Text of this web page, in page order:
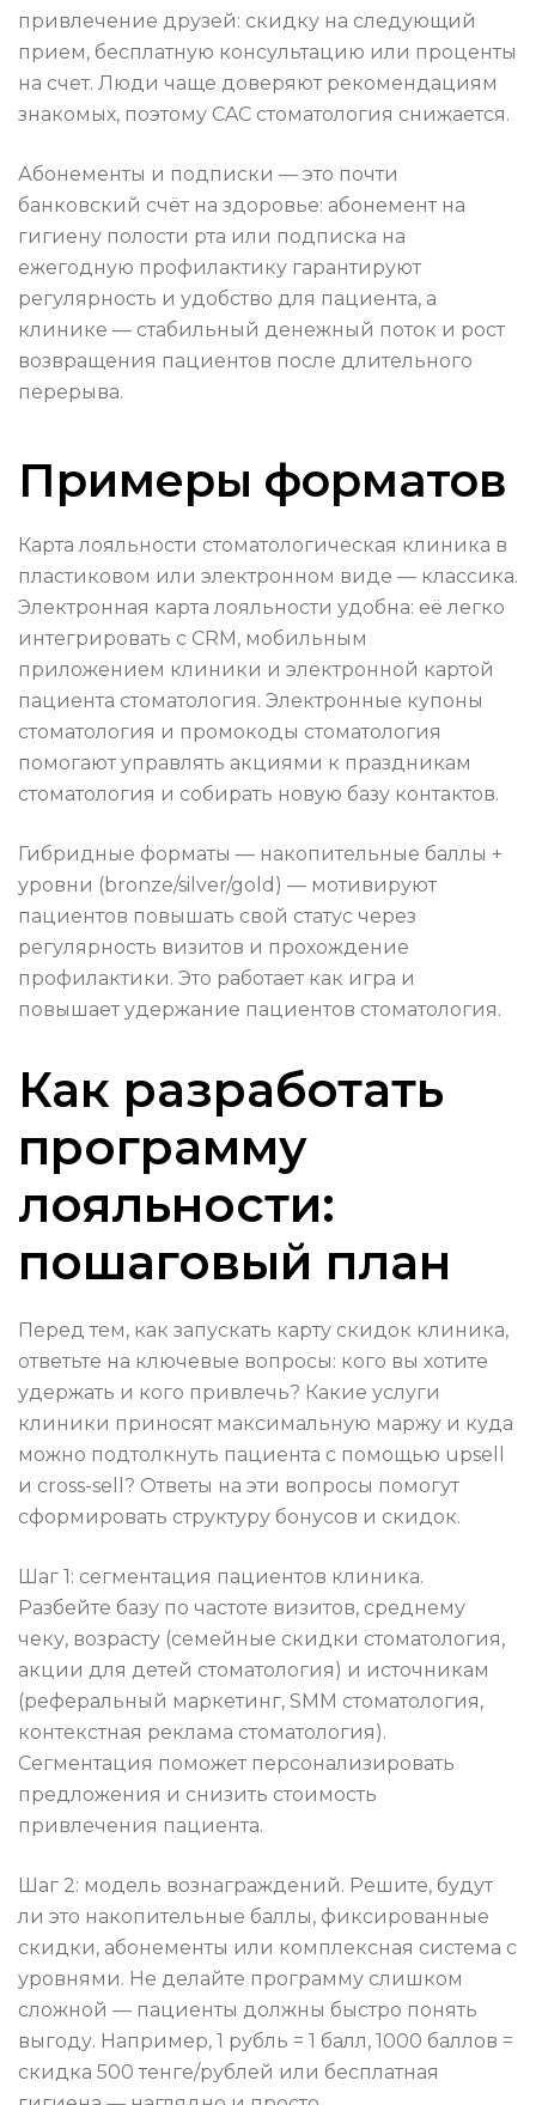
привлечение друзей: скидку на следующий
прием, бесплатную консультацию или проценты
на счет. Люди чаще доверяют рекомендациям
знакомых, поэтому CAC стоматология снижается.
Абонементы и подписки — это почти
банковский счёт на здоровье: абонемент на
гигиену полости рта или подписка на
ежегодную профилактику гарантируют
регулярность и удобство для пациента, а
клинике — стабильный денежный поток и рост
возвращения пациентов после длительного
перерыва.
Примеры форматов
Карта лояльности стоматологическая клиника в
пластиковом или электронном виде — классика.
Электронная карта лояльности удобна: её легко
интегрировать с CRM, мобильным
приложением клиники и электронной картой
пациента стоматология. Электронные купоны
стоматология и промокоды стоматология
помогают управлять акциями к праздникам
стоматология и собирать новую базу контактов.
Гибридные форматы — накопительные баллы +
уровни (bronze/silver/gold) — мотивируют
пациентов повышать свой статус через
регулярность визитов и прохождение
профилактики. Это работает как игра и
повышает удержание пациентов стоматология.
Как разработать
программу
лояльности:
пошаговый план
Перед тем, как запускать карту скидок клиника,
ответьте на ключевые вопросы: кого вы хотите
удержать и кого привлечь? Какие услуги
клиники приносят максимальную маржу и куда
можно подтолкнуть пациента с помощью upsell
и cross-sell? Ответы на эти вопросы помогут
сформировать структуру бонусов и скидок.
Шаг 1: сегментация пациентов клиника.
Разбейте базу по частоте визитов, среднему
чеку, возрасту (семейные скидки стоматология,
акции для детей стоматология) и источникам
(реферальный маркетинг, SMM стоматология,
контекстная реклама стоматология).
Сегментация поможет персонализировать
предложения и снизить стоимость
привлечения пациента.
Шаг 2: модель вознаграждений. Решите, будут
ли это накопительные баллы, фиксированные
скидки, абонементы или комплексная система с
уровнями. Не делайте программу слишком
сложной — пациенты должны быстро понять
выгоду. Например, 1 рубль = 1 балл, 1000 баллов =
скидка 500 тенге/рублей или бесплатная